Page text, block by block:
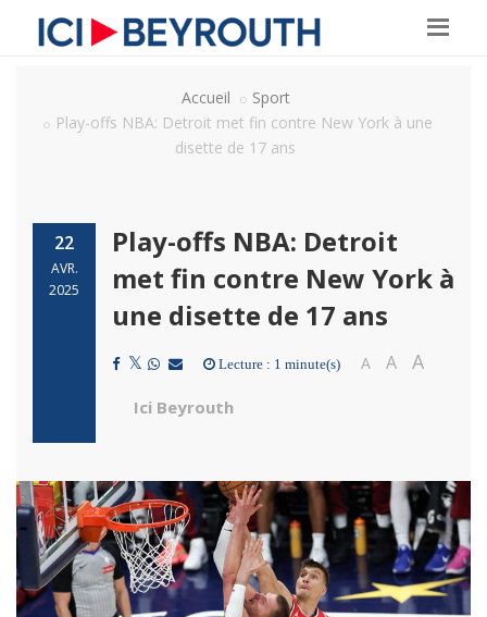
Accueil
Sport
Play-offs NBA: Detroit met fin contre New York à une
disette de 17 ans
22
AVR.
2025
Play-offs NBA: Detroit
met fin contre New York à
une disette de 17 ans
Lecture : 1 minute(s) A A A
Ici Beyrouth